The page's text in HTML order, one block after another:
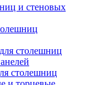
и стеновых
столешниц
столешниц